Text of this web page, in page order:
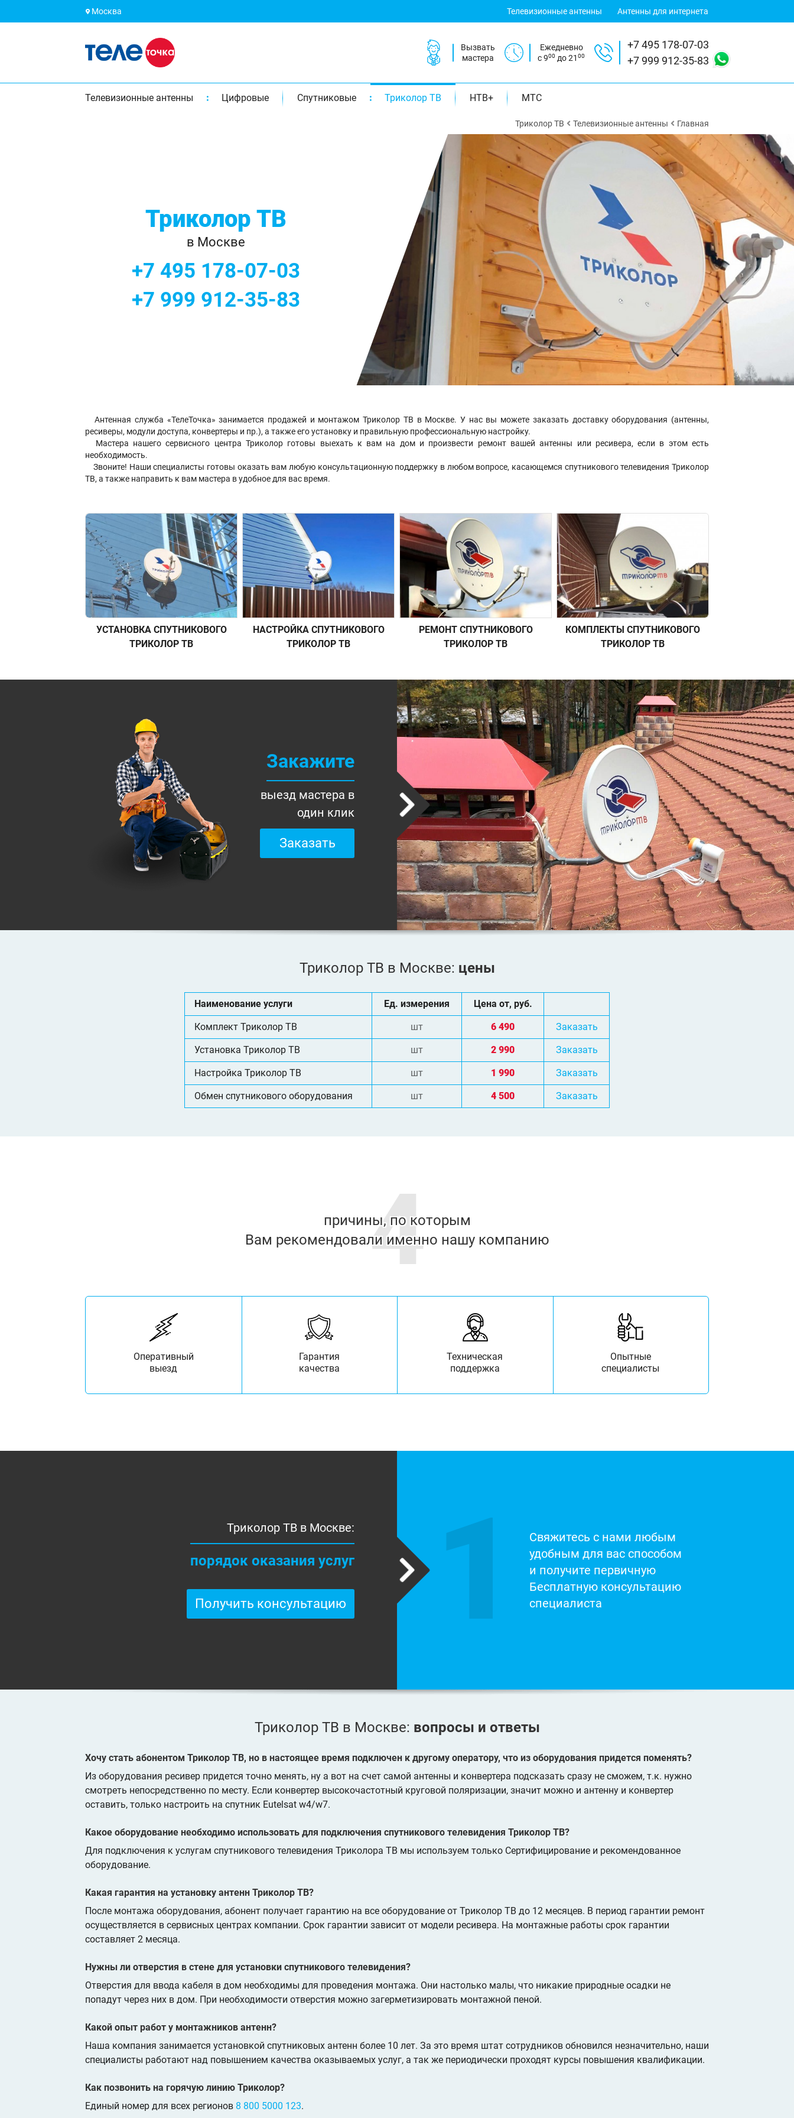
Москва Телевизионные антенны Антенны для интернета
Вызвать
мастера
Ежедневно
с 900 до 21 00
+7 495 178-07-03
+7 999 912-35-83
Телевизионные антенны Цифровые Спутниковые Триколор ТВ НТВ+ МТС
Триколор ТВ Телевизионные антенны Главная
Триколор ТВ
в Москве
+7 495 178-07-03
+7 999 912-35-83
Антенная служба «ТелеТочка» занимается продажей и монтажом Триколор ТВ в Москве. У нас вы можете заказать доставку оборудования (антенны,
ресиверы, модули доступа, конвертеры и пр.), а также его установку и правильную профессиональную настройку.
Мастера нашего сервисного центра Триколор готовы выехать к вам на дом и произвести ремонт вашей антенны или ресивера, если в этом есть
необходимость.
Звоните! Наши специалисты готовы оказать вам любую консультационную поддержку в любом вопросе, касающемся спутникового телевидения Триколор
ТВ, а также направить к вам мастера в удобное для вас время.
УСТАНОВКА СПУТНИКОВОГО
ТРИКОЛОР ТВ
НАСТРОЙКА СПУТНИКОВОГО
ТРИКОЛОР ТВ
РЕМОНТ СПУТНИКОВОГО
ТРИКОЛОР ТВ
КОМПЛЕКТЫ СПУТНИКОВОГО
ТРИКОЛОР ТВ
Закажите
выезд мастера в
один клик
Заказать
Триколор ТВ в Москве: цены
Наименование услуги Ед. измерения Цена от, руб.
Комплект Триколор ТВ шт 6 490 Заказать
Установка Триколор ТВ шт 2 990 Заказать
Настройка Триколор ТВ шт 1 990 Заказать
Обмен спутникового оборудования шт 4 500 Заказать
4
причины, по которым
Вам рекомендовали именно нашу компанию
Оперативный
выезд
Гарантия
качества
Техническая
поддержка
Опытные
специалисты
Триколор ТВ в Москве:
порядок оказания услуг
Получить консультацию 1
Свяжитесь с нами любым
удобным для вас способом
и получите первичную
Бесплатную консультацию
специалиста
Триколор ТВ в Москве: вопросы и ответы
Хочу стать абонентом Триколор ТВ, но в настоящее время подключен к другому оператору, что из оборудования придется поменять?
Из оборудования ресивер придется точно менять, ну а вот на счет самой антенны и конвертера подсказать сразу не сможем, т.к. нужно
смотреть непосредственно по месту. Если конвертер высокочастотный круговой поляризации, значит можно и антенну и конвертер
оставить, только настроить на спутник Eutelsat w4/w7.
Какое оборудование необходимо использовать для подключения спутникового телевидения Триколор ТВ?
Для подключения к услугам спутникового телевидения Триколора ТВ мы используем только Сертифицирование и рекомендованное
оборудование.
Какая гарантия на установку антенн Триколор ТВ?
После монтажа оборудования, абонент получает гарантию на все оборудование от Триколор ТВ до 12 месяцев. В период гарантии ремонт
осуществляется в сервисных центрах компании. Срок гарантии зависит от модели ресивера. На монтажные работы срок гарантии
составляет 2 месяца.
Нужны ли отверстия в стене для установки спутникового телевидения?
Отверстия для ввода кабеля в дом необходимы для проведения монтажа. Они настолько малы, что никакие природные осадки не
попадут через них в дом. При необходимости отверстия можно загерметизировать монтажной пеной.
Какой опыт работ у монтажников антенн?
Наша компания занимается установкой спутниковых антенн более 10 лет. За это время штат сотрудников обновился незначительно, наши
специалисты работают над повышением качества оказываемых услуг, а так же периодически проходят курсы повышения квалификации.
Как позвонить на горячую линию Триколор?
Единый номер для всех регионов 8 800 5000 123.